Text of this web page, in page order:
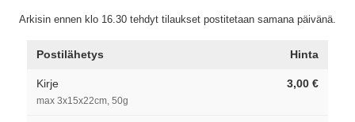
Arkisin ennen klo 16.30 tehdyt tilaukset postitetaan samana päivänä.
Postilähetys Hinta
Kirje
max 3x15x22cm, 50g
3,00 €